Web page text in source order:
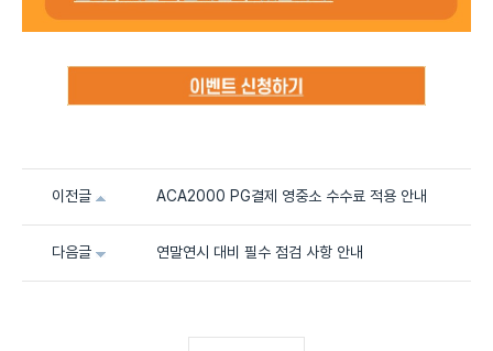
이전글 ACA2000 PG결제 영중소 수수료 적용 안내
다음글 연말연시 대비 필수 점검 사항 안내